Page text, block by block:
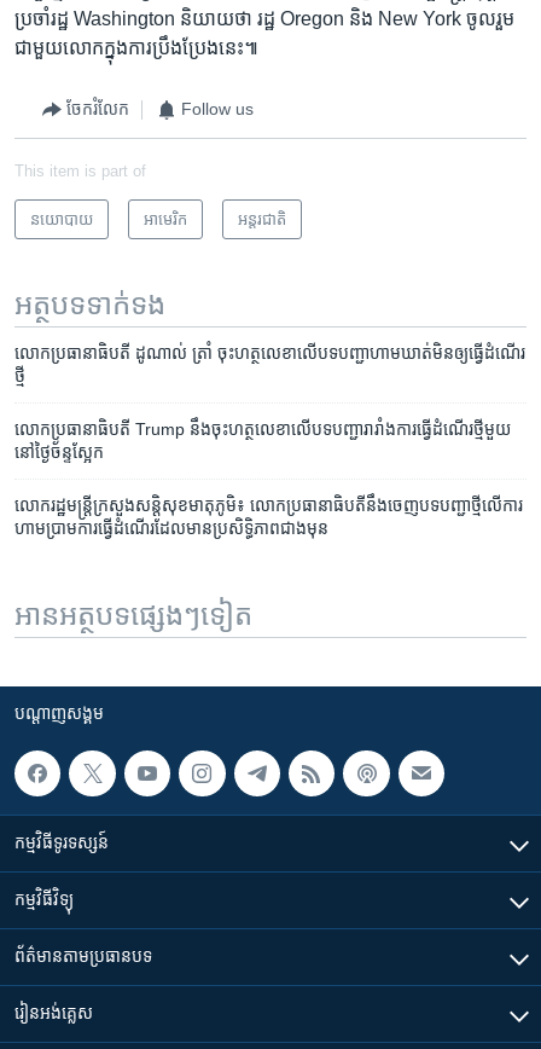
ប្រចាំរដ្ឋ​ Washington ​និយាយ​ថា ​រដ្ឋ Oregon និង New York ​ចូលរួម​
ជាមួយលោក​ក្នុង​ការ​ប្រឹងប្រែង​នេះ៕
ចែករំលែក Follow us
This item is part of
នយោបាយ អាមេរិក​ អន្តរជាតិ
អត្ថបទ​ទាក់ទង
លោក​ប្រធានាធិបតី ដូណាល់​ ត្រាំ ចុះ​ហត្ថលេខា​លើ​បទបញ្ជា​ហាម​ឃាត់​មិន​ឲ្យ​ធ្វើ​ដំណើរ​
ថ្មី
លោក​ប្រធានាធិបតី Trump នឹង​ចុះ​ហត្ថលេខា​លើ​បទ​បញ្ជា​រារាំង​ការ​ធ្វើ​ដំណើរ​ថ្មី​មួយ​
នៅ​ថ្ងៃ​ច័ន្ទ​ស្អែក
លោក​រដ្ឋ​មន្រ្តី​ក្រសួង​សន្តិសុខ​មាតុភូមិ៖ លោក​ប្រធានាធិបតី​នឹង​ចេញ​បទបញ្ជា​ថ្មី​លើ​ការ​
ហាមប្រាម​ការ​ធ្វើ​ដំណើរ​ដែល​មាន​ប្រសិទ្ធិភាព​ជាង​មុន
អានអត្ថបទផ្សេងៗទៀត
បណ្តាញ​សង្គម
កម្មវិធី​ទូរទស្សន៍
កម្មវិធី​វិទ្យុ
ព័ត៌មាន​តាមប្រធានបទ​
រៀន​​អង់គ្លេស